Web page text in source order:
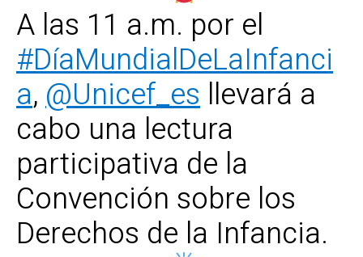
A las 11 a.m. por el
#DíaMundialDeLaInfanci
a,@Unicef_es llevará a
cabo una lectura
participativa de la
Convención sobre los
Derechos de la Infancia.